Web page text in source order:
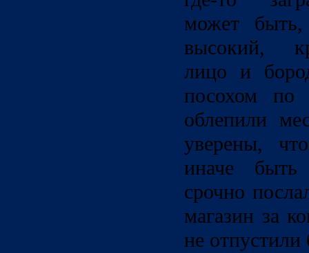
может
высокий,
лицо и
посохом по
облепили
уверены,
иначе
срочно
магазин за
не отпустили